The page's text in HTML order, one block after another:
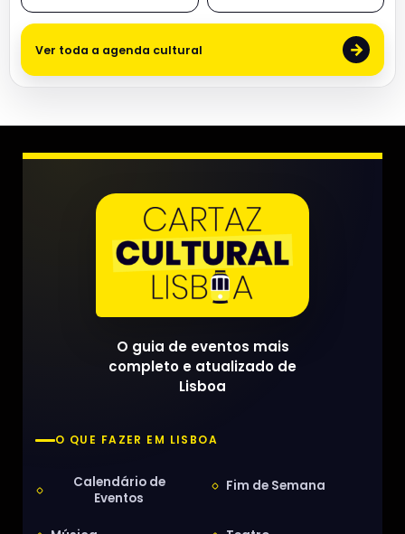
Ver toda a agenda cultural →
O guia de eventos mais
completo e atualizado de
Lisboa
O QUE FAZER EM LISBOA
Calendário de
Eventos
Fim de Semana